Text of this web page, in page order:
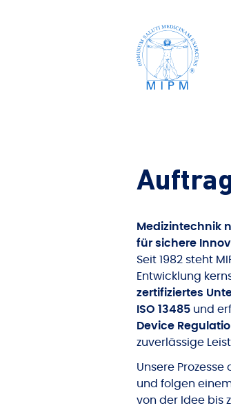
Medizintechnik
für sichere
Seit 1982 steht
Entwicklung
zertifiziertes
ISO 13485und
Device
zuverlässige
Unsere
und folgen
von der Idee bis